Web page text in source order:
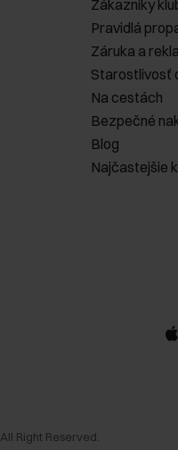
Zákazníky
Pravidlá
Záruka a
Starostlivosť
Na cestách
Bezpečné
Blog
Najčastejšie
. All Right Reserved.